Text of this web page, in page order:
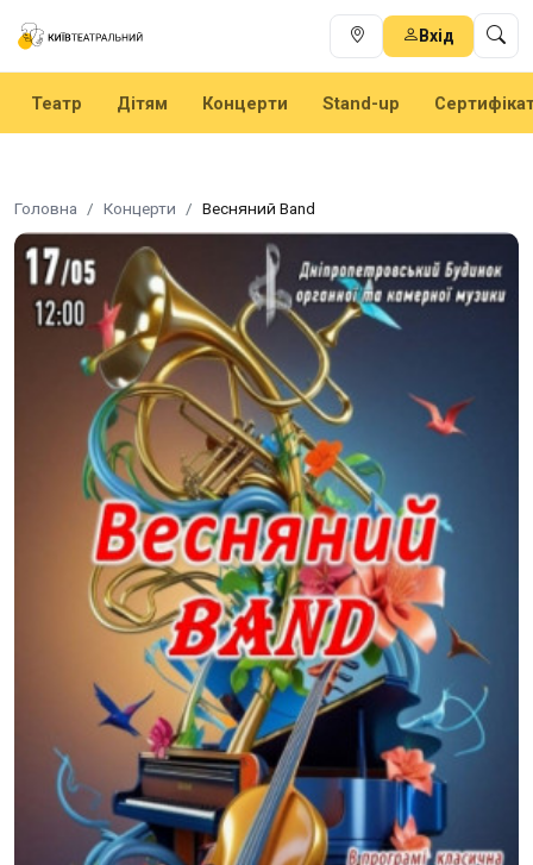
Вхід
Театр Дітям Концерти Stand-up
Головна Концерти Весняний Band